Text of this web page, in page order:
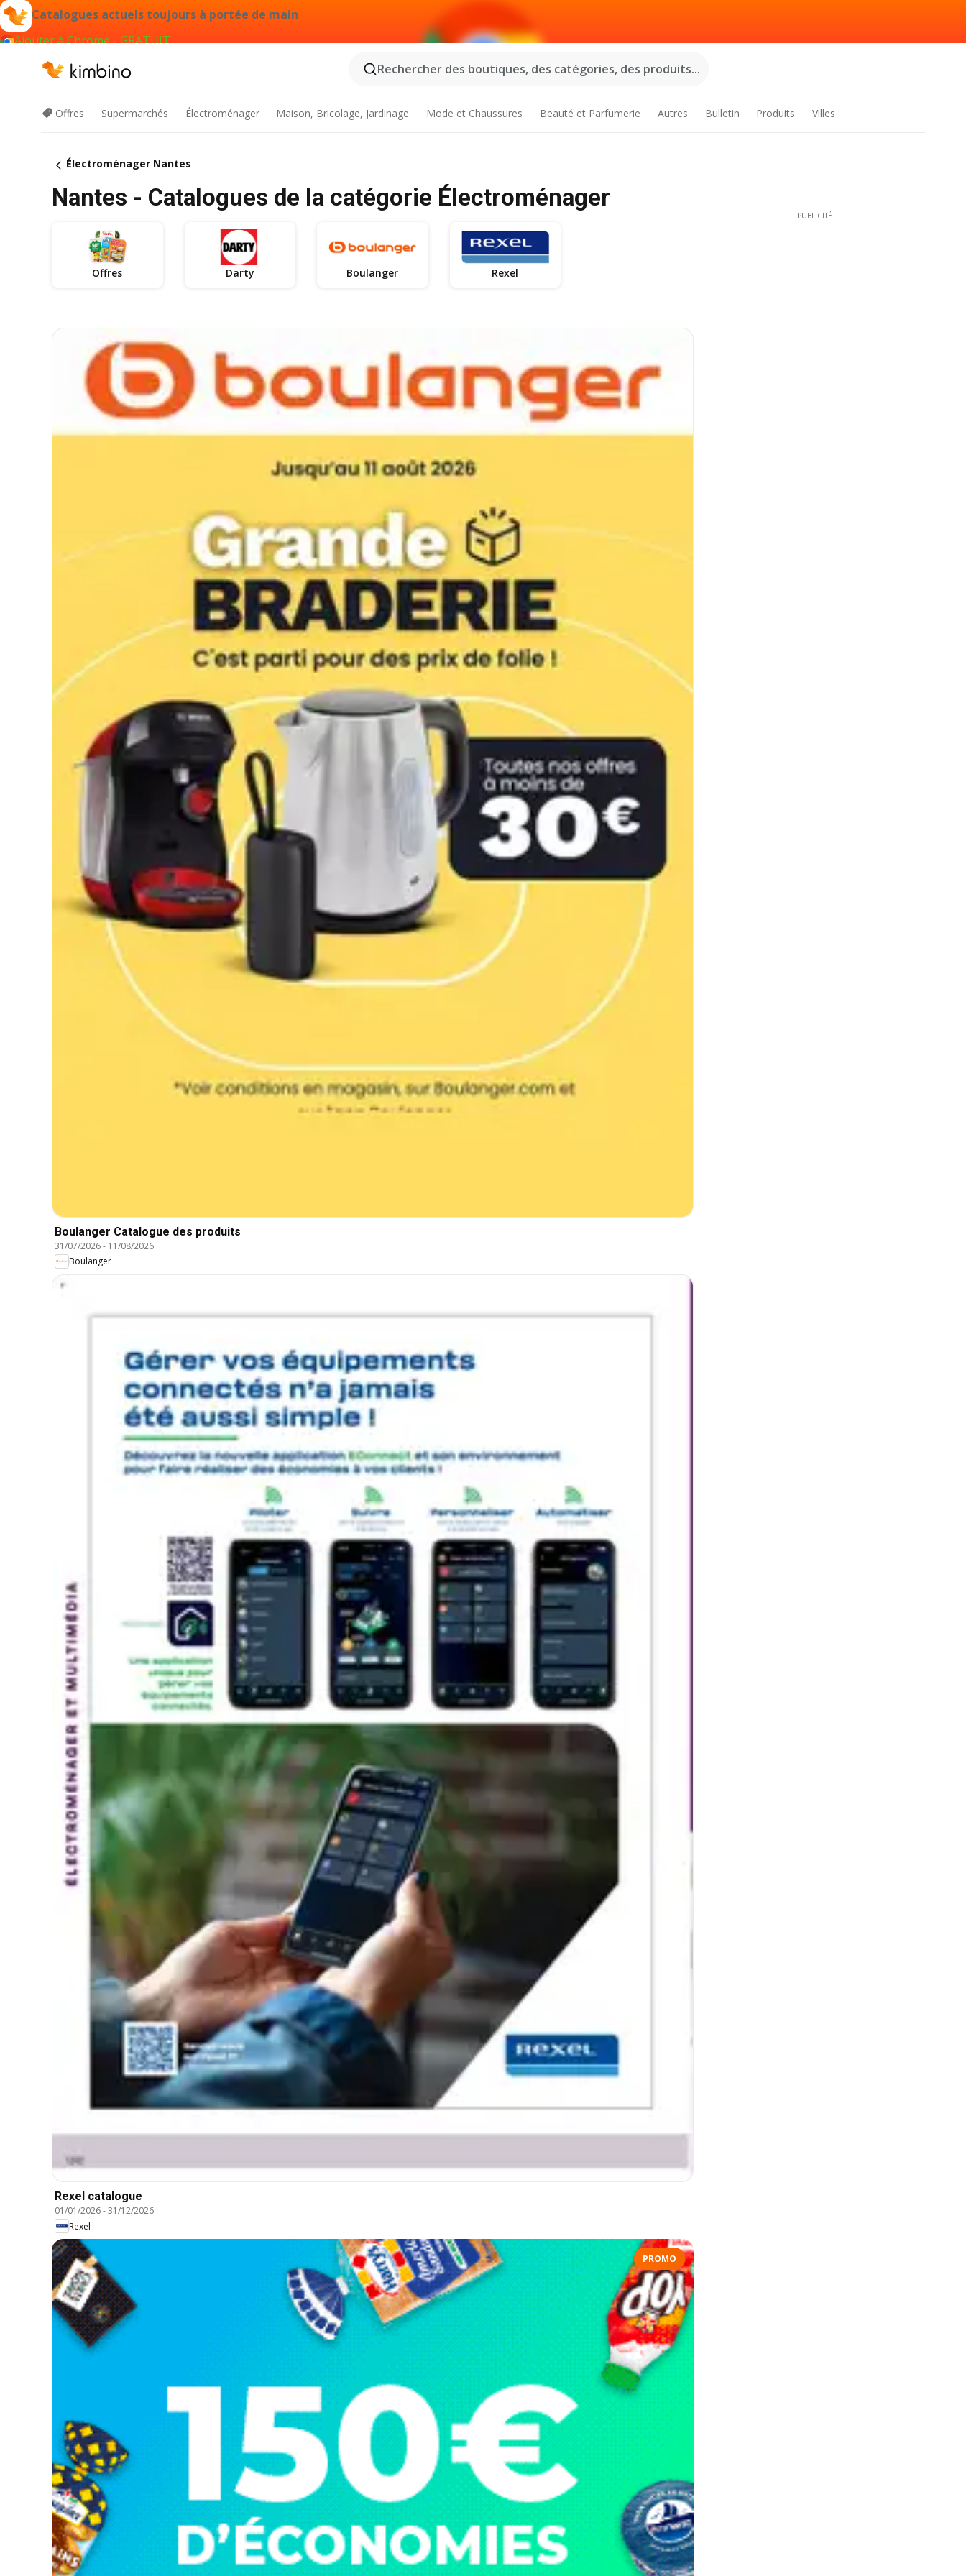
Catalogues actuels toujours à portée de main
Ajouter à Chrome - GRATUIT
Rechercher des boutiques, des catégories, des produits...
Offres Supermarchés Électroménager Maison, Bricolage, Jardinage Mode et Chaussures Beauté et Parfumerie Autres Bulletin Produits Villes
Électroménager Nantes
Nantes - Catalogues de la catégorie Électroménager
Offres Darty Boulanger Rexel
Boulanger Catalogue des produits
31/07/2026- 11/08/2026
Boulanger
Rexel catalogue
01/01/2026-31/12/2026
Rexel
PROMO
PUBLICITÉ